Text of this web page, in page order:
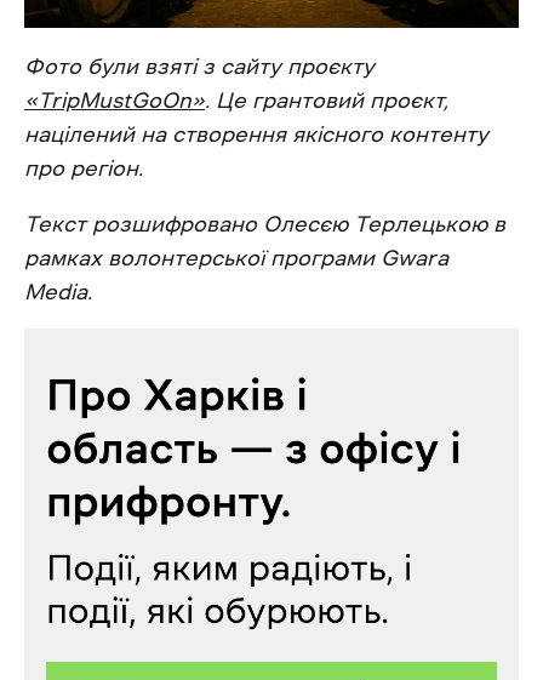
Фото були взяті з сайту проєкту
«TripMustGoOn». Це грантовий проєкт,
націлений на створення якісного контенту
про регіон.
Текст розшифровано Олесєю Терлецькою в
рамках волонтерської програми Gwara
Media.